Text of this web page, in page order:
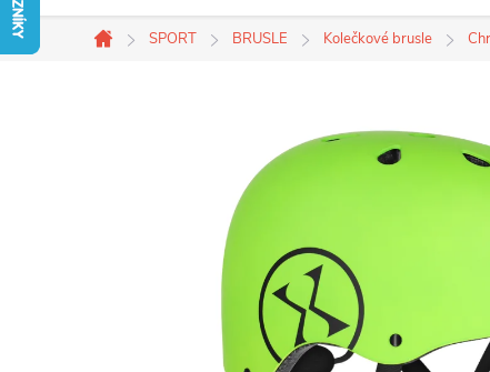
Domů
SPORT BRUSLE Kolečkové brusle